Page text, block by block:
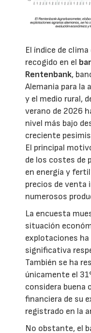
El índice de
recogido en el
Rentenbank,
Alemania para la
y el medio rural,
verano de 2026
nivel más bajo
creciente
El principal
de los costes de
en energía y
precios de venta
numerosos
La encuesta
situación
explotaciones
significativa
También se ha
únicamente el
considera buena
financiera de su
registrado en la
No obstante, el